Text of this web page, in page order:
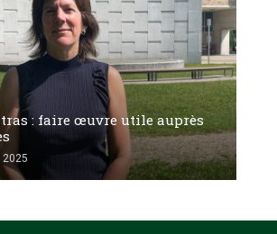
: faire œuvre utile auprès
2025